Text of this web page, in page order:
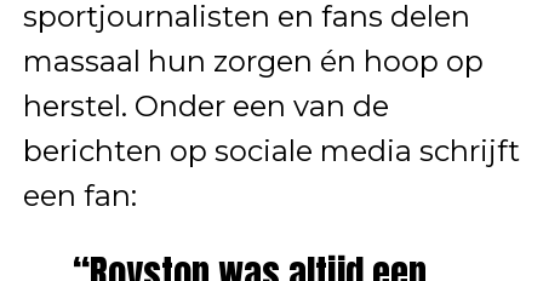
sportjournalisten en fans delen
massaal hun zorgen én hoop op
herstel. Onder een van de
berichten op sociale media schrijft
een fan: